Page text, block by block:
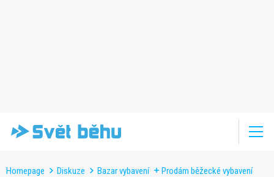
Homepage Diskuze Bazar vybavení Prodám běžecké vybavení